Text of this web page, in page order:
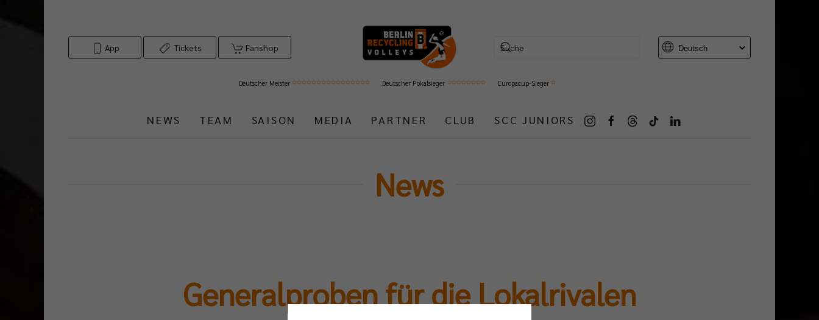
App Tickets Fanshop
Deutscher Meister Deutscher Pokalsieger Europacup-Sieger
NEWS TEAM SAISON MEDIA PARTNER CLUB SCC JUNIORS
News
Generalproben für die Lokalrivalen